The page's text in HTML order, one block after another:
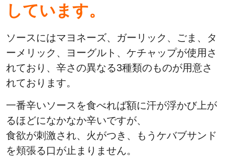
しています。
ソースにはマヨネーズ、ガーリック、ごま、タ
ーメリック、ヨーグルト、ケチャップが使用さ
れており、辛さの異なる3種類のものが用意さ
れております。
一番辛いソースを食べれば額に汗が浮かび上が
るほどになかなか辛いですが、
食欲が刺激され、火がつき、もうケバブサンド
を頬張る口が止まりません。